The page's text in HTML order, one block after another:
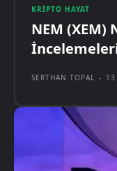
KRIPTO HAYAT
NEM (XEM)
SERTHAN TOPAL - 13